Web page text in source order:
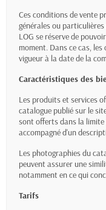
Ces conditions de vente
générales ou particulières
LOG se réserve de
moment. Dans ce cas,
vigueur à la date de la
Caractéristiques des
Les produits et services
catalogue publié sur le
sont offerts dans la limite
accompagné d'un
Les photographies du
peuvent assurer une
notamment en ce qui
Tarifs